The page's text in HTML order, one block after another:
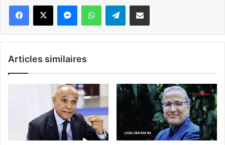
WhatsApp Telegram
Articles similaires